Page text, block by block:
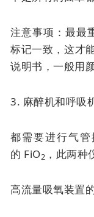
注意事项：最最
标记一致，这才
说明书，一般用
3. 麻醉机和呼吸
都需要进行气
的 FiO2 ，此两种
高流量吸氧装置